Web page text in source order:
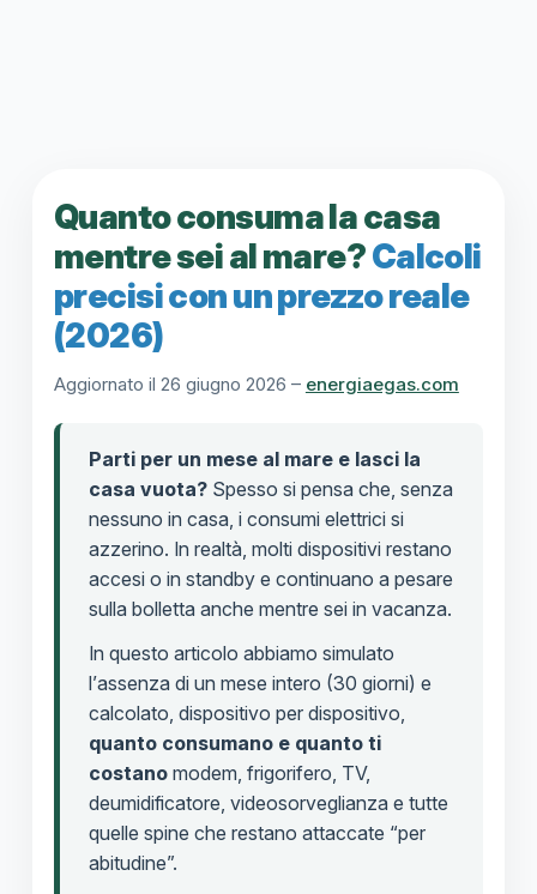
Quanto consuma la casa
mentre sei al mare?Calcoli
precisi con un prezzo reale
(2026)
Aggiornato il 26 giugno 2026 – energiaegas.com
Parti per un mese al mare e lasci la
casa vuota?Spesso si pensa che, senza
nessuno in casa, i consumi elettrici si
azzerino. In realtà, molti dispositivi restano
accesi o in standby e continuano a pesare
sulla bolletta anche mentre sei in vacanza.
In questo articolo abbiamo simulato
l’assenza di un mese intero (30 giorni) e
calcolato, dispositivo per dispositivo,
quanto consumano e quanto ti
costanomodem, frigorifero, TV,
deumidificatore, videosorveglianza e tutte
quelle spine che restano attaccate “per
abitudine”.